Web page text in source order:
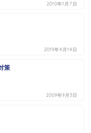
2010年1月7日
2019年4月14日
策
2009年9月3日